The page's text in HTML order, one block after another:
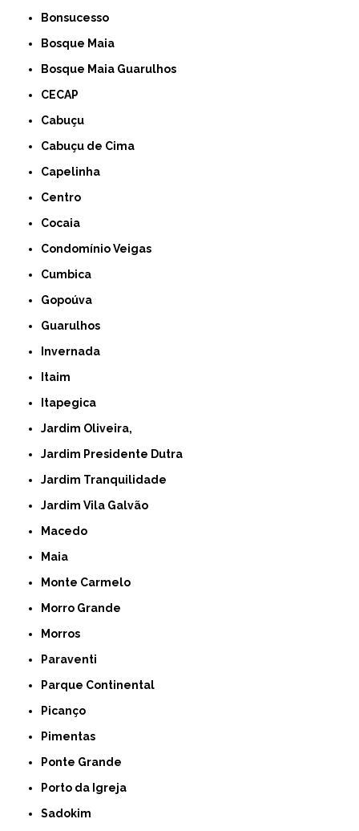
Bonsucesso
Bosque Maia
Bosque Maia Guarulhos
CECAP
Cabuçu
Cabuçu de Cima
Capelinha
Centro
Cocaia
Condomínio Veigas
Cumbica
Gopoúva
Guarulhos
Invernada
Itaim
Itapegica
Jardim Oliveira,
Jardim Presidente Dutra
Jardim Tranquilidade
Jardim Vila Galvão
Macedo
Maia
Monte Carmelo
Morro Grande
Morros
Paraventi
Parque Continental
Picanço
Pimentas
Ponte Grande
Porto da Igreja
Sadokim